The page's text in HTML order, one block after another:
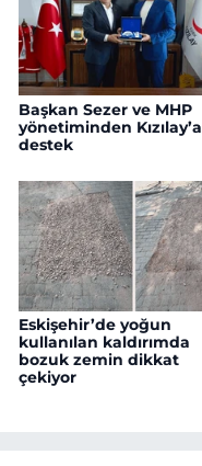
Başkan Sezer ve MHP
yönetiminden Kızılay’a
destek
Eskişehir’de yoğun
kullanılan kaldırımda
bozuk zemin dikkat
çekiyor